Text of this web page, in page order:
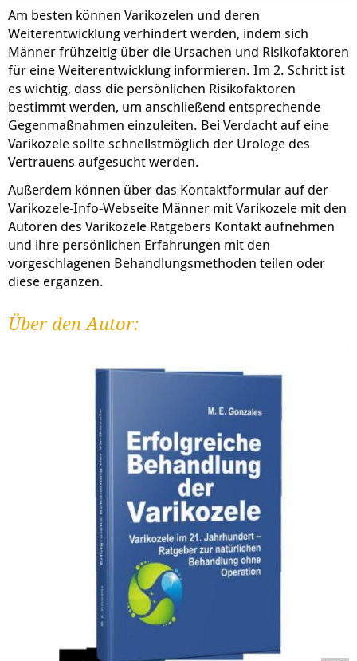
Am besten können Varikozelen und deren
Weiterentwicklung verhindert werden, indem sich
Männer frühzeitig über die Ursachen und Risikofaktoren
für eine Weiterentwicklung informieren. Im 2. Schritt ist
es wichtig, dass die persönlichen Risikofaktoren
bestimmt werden, um anschließend entsprechende
Gegenmaßnahmen einzuleiten. Bei Verdacht auf eine
Varikozele sollte schnellstmöglich der Urologe des
Vertrauens aufgesucht werden.
Außerdem können über das Kontaktformular auf der
Varikozele-Info-Webseite Männer mit Varikozele mit den
Autoren des Varikozele Ratgebers Kontakt aufnehmen
und ihre persönlichen Erfahrungen mit den
vorgeschlagenen Behandlungsmethoden teilen oder
diese ergänzen.
Über den Autor: